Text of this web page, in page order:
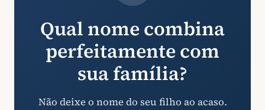
Qual nome combina
perfeitamente com
sua família?
Não deixe o nome do seu filho ao acaso.